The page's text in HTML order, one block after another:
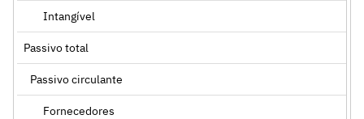
Intangível
Passivo total
Passivo circulante
Fornecedores